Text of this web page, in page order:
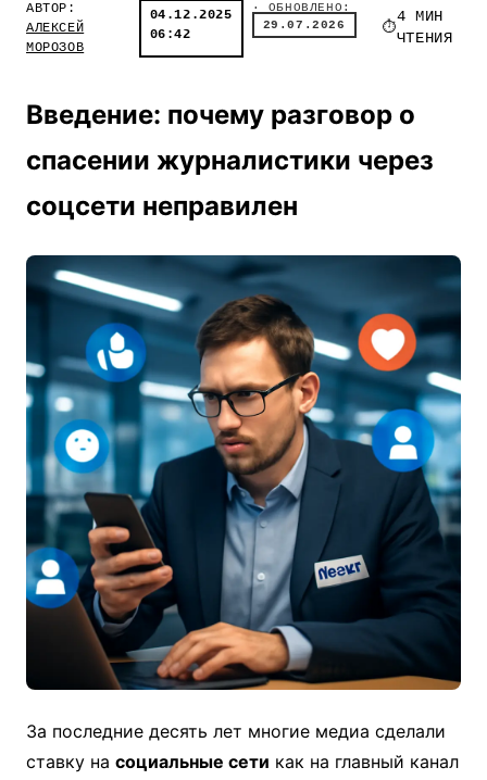
АВТОР:
АЛЕКСЕЙ
МОРОЗОВ
04.12.2025
06:42
· ОБНОВЛЕНО:
29.07.2026
4 МИН
ЧТЕНИЯ
Введение: почему разговор о
спасении журналистики через
соцсети неправилен
За последние десять лет многие медиа сделали
ставку на социальные сети как на главный канал